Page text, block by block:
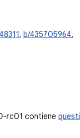
, b/435705964,
rc01 contiene questi